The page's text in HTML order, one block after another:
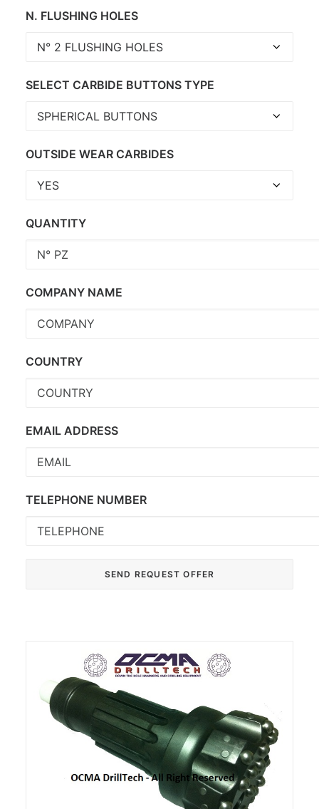
N. FLUSHING HOLES
SELECT CARBIDE BUTTONS TYPE
OUTSIDE WEAR CARBIDES
QUANTITY
COMPANY NAME
COUNTRY
EMAIL ADDRESS
TELEPHONE NUMBER